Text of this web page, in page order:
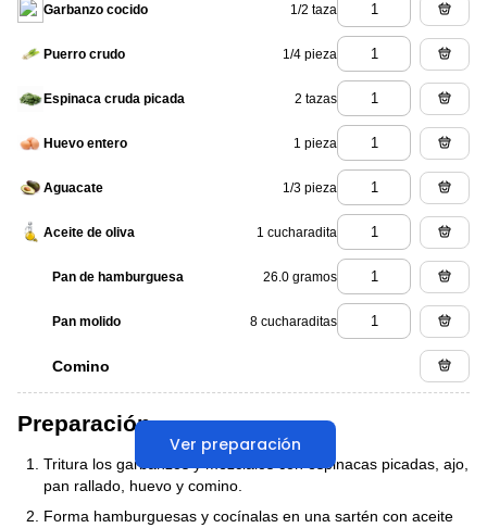
Garbanzo cocido 1/2 taza
Puerro crudo 1/4 pieza
Espinaca cruda picada 2 tazas
Huevo entero 1 pieza
Aguacate 1/3 pieza
Aceite de oliva 1 cucharadita
Pan de hamburguesa 26.0 gramos
Pan molido 8 cucharaditas
Comino
Ver preparación
Preparación
Tritura los garbanzos y mézclalos con espinacas picadas, ajo,
pan rallado, huevo y comino.
Forma hamburguesas y cocínalas en una sartén con aceite